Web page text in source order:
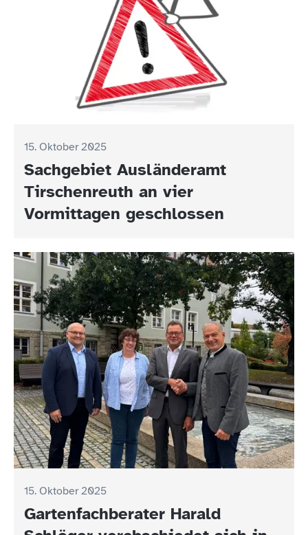
15. Oktober 2025
Sachgebiet Ausländeramt
Tirschenreuth an vier
Vormittagen geschlossen
15. Oktober 2025
Gartenfachberater Harald